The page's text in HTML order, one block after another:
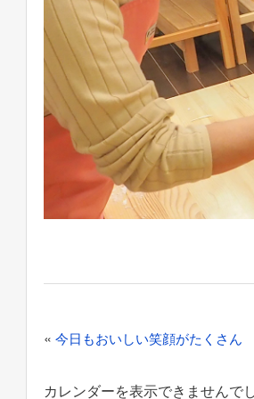
投
ナ
«今日もおいしい笑顔がたくさん
カレンダーを表示できませんで